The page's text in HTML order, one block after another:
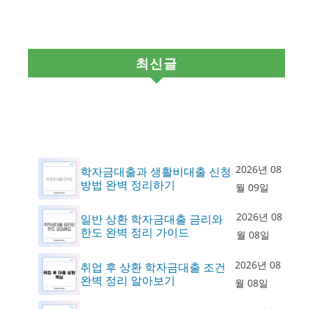
최신글
학자금대출과 생활비대출 신청
방법 완벽 정리하기
2026년 08
월 09일
일반 상환 학자금대출 금리와
한도 완벽 정리 가이드
2026년 08
월 08일
취업 후 상환 학자금대출 조건
완벽 정리 알아보기
2026년 08
월 08일